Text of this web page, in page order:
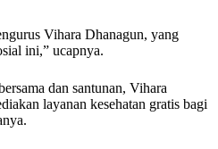
Vihara Dhanagun, yang
ini,” ucapnya.
dan santunan, Vihara
layanan kesehatan gratis bagi